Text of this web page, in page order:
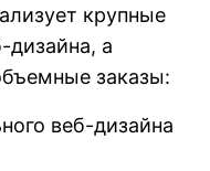
крупные
дизайна, а
заказы:
веб-дизайна